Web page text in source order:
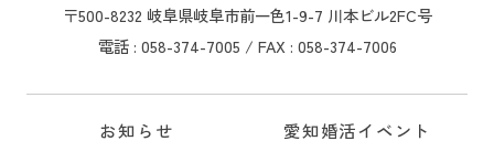
〒500-8232 岐阜県岐阜市前一色1-9-7 川本ビル2FC号
電話 : 058-374-7005 / FAX : 058-374-7006
お知らせ 愛知婚活イベント